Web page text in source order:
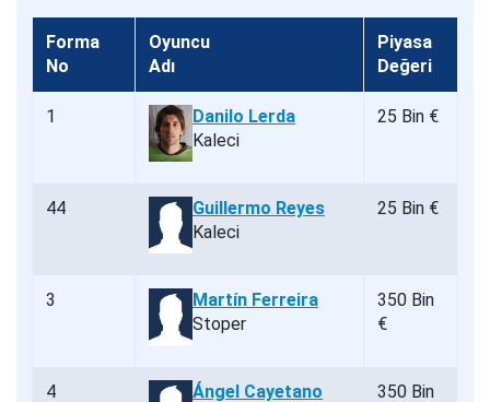
Forma
No
Oyuncu
Adı
Piyasa
Değeri
1
Danilo Lerda
Kaleci
25 Bin €
44
Guillermo Reyes
Kaleci
25 Bin €
3
Martín Ferreira
Stoper
350 Bin
€
4 Ángel Cayetano 350 Bin